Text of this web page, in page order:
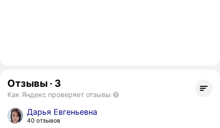
Отзывы · 3
Как Яндекс проверяет отзывы
Дарья Евгеньевна
40 отзывов